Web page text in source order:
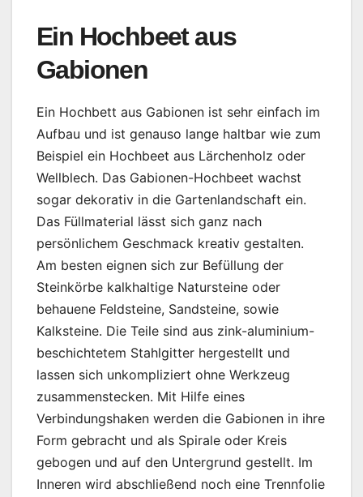
Ein Hochbeet aus
Gabionen
Ein Hochbett aus Gabionen ist sehr einfach im
Aufbau und ist genauso lange haltbar wie zum
Beispiel ein Hochbeet aus Lärchenholz oder
Wellblech. Das Gabionen-Hochbeet wachst
sogar dekorativ in die Gartenlandschaft ein.
Das Füllmaterial lässt sich ganz nach
persönlichem Geschmack kreativ gestalten.
Am besten eignen sich zur Befüllung der
Steinkörbe kalkhaltige Natursteine oder
behauene Feldsteine, Sandsteine, sowie
Kalksteine. Die Teile sind aus zink-aluminium-
beschichtetem Stahlgitter hergestellt und
lassen sich unkompliziert ohne Werkzeug
zusammenstecken. Mit Hilfe eines
Verbindungshaken werden die Gabionen in ihre
Form gebracht und als Spirale oder Kreis
gebogen und auf den Untergrund gestellt. Im
Inneren wird abschließend noch eine Trennfolie